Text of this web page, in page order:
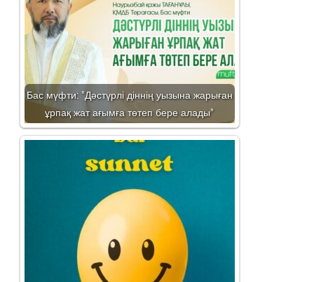
Бас мүфти: "Дәстүрлі діннің уызына жарыған
ұрпақ жат ағымға төтеп бере алады"